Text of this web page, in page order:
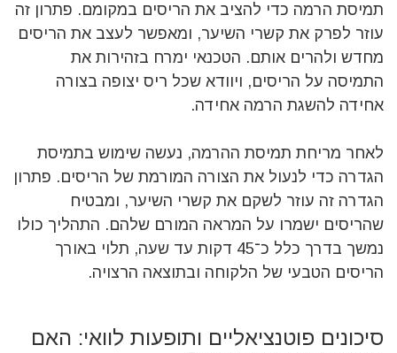
תמיסת הרמה כדי להציב את הריסים במקומם. פתרון זה
עוזר לפרק את קשרי השיער, ומאפשר לעצב את הריסים
מחדש ולהרים אותם. הטכנאי ימרח בזהירות את
התמיסה על הריסים, ויוודא שכל ריס יצופה בצורה
אחידה להשגת הרמה אחידה.
לאחר מריחת תמיסת ההרמה, נעשה שימוש בתמיסת
הגדרה כדי לנעול את הצורה המורמת של הריסים. פתרון
הגדרה זה עוזר לשקם את קשרי השיער, ומבטיח
שהריסים ישמרו על המראה המורם שלהם. התהליך כולו
נמשך בדרך כלל כ־45 דקות עד שעה, תלוי באורך
הריסים הטבעי של הלקוחה ובתוצאה הרצויה.
סיכונים פוטנציאליים ותופעות לוואי: האם